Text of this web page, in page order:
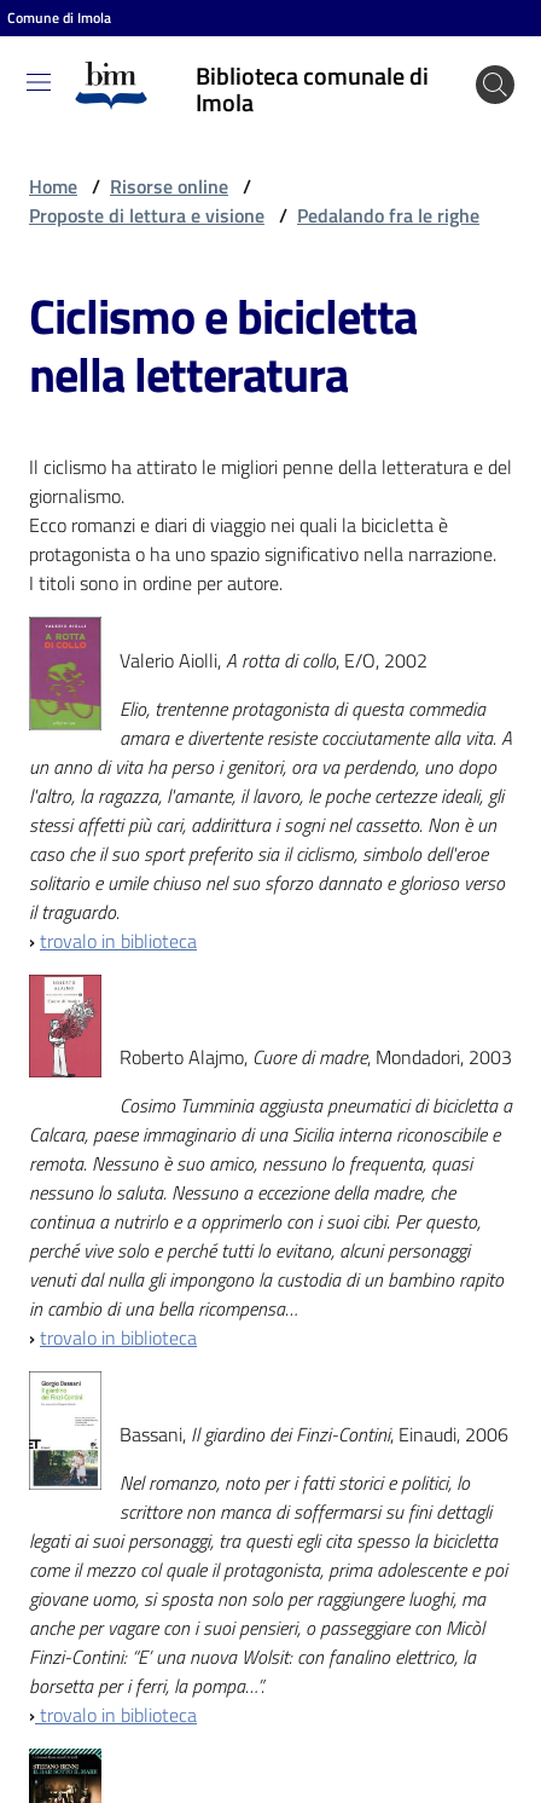
Vai al contenuto
Vai alla navigazione
Vai al footer
Comune di Imola
Biblioteca comunale di
Imola
Biblioteca
comunale
Cosa
puoi
Scopri
i
contenuti
Risorse
online
Casa
Piani
Archivio
storico
Decentrate
Patto
per
la
lettura
Seguici
su
Catalogo
on line
Eventi
Home / Risorse online /
Proposte di lettura e visione / Pedalando fra le righe
Ciclismo e bicicletta
nella letteratura
Il ciclismo ha attirato le migliori penne della letteratura e del
giornalismo.
Ecco romanzi e diari di viaggio nei quali la bicicletta è
protagonista o ha uno spazio significativo nella narrazione.
I titoli sono in ordine per autore.
Valerio Aiolli,A rotta di collo, E/O, 2002
Elio, trentenne protagonista di questa commedia
amara e divertente resiste cocciutamente alla vita. A
un anno di vita ha perso i genitori, ora va perdendo, uno dopo
l'altro, la ragazza, l'amante, il lavoro, le poche certezze ideali, gli
stessi affetti più cari, addirittura i sogni nel cassetto. Non è un
caso che il suo sport preferito sia il ciclismo, simbolo dell'eroe
solitario e umile chiuso nel suo sforzo dannato e glorioso verso
il traguardo.
›trovalo in biblioteca
Roberto Alajmo, Cuore di madre, Mondadori, 2003
Cosimo Tumminia aggiusta pneumatici di bicicletta a
Calcara, paese immaginario di una Sicilia interna riconoscibile e
remota. Nessuno è suo amico, nessuno lo frequenta, quasi
nessuno lo saluta. Nessuno a eccezione della madre, che
continua a nutrirlo e a opprimerlo con i suoi cibi. Per questo,
perché vive solo e perché tutti lo evitano, alcuni personaggi
venuti dal nulla gli impongono la custodia di un bambino rapito
in cambio di una bella ricompensa…
›trovalo in biblioteca
Bassani, Il giardino dei Finzi-Contini, Einaudi, 2006
Nel romanzo, noto per i fatti storici e politici, lo
scrittore non manca di soffermarsi su fini dettagli
legati ai suoi personaggi, tra questi egli cita spesso la bicicletta
come il mezzo col quale il protagonista, prima adolescente e poi
giovane uomo, si sposta non solo per raggiungere luoghi, ma
anche per vagare con i suoi pensieri, o passeggiare con Micòl
Finzi-Contini: “E’ una nuova Wolsit: con fanalino elettrico, la
borsetta per i ferri, la pompa…”.
›trovalo in biblioteca